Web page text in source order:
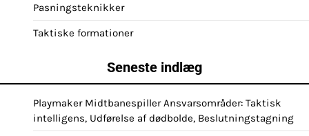
Pasningsteknikker
Taktiske formationer
Seneste indlæg
Playmaker Midtbanespiller Ansvarsområder: Taktisk
intelligens, Udførelse af dødbolde, Beslutningstagning